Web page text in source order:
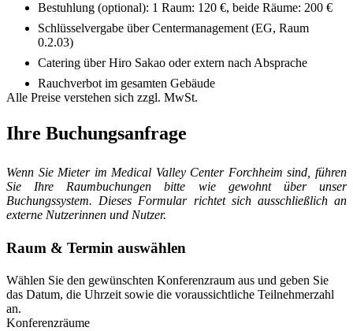
Bestuhlung (optional): 1 Raum: 120 €, beide Räume: 200 €
Schlüsselvergabe über Centermanagement (EG, Raum
0.2.03)
Catering über Hiro Sakao oder extern nach Absprache
Rauchverbot im gesamten Gebäude
Alle Preise verstehen sich zzgl. MwSt.
Ihre Buchungsanfrage
Wenn Sie Mieter im Medical Valley Center Forchheim sind, führen
Sie Ihre Raumbuchungen bitte wie gewohnt über unser
Buchungssystem. Dieses Formular richtet sich ausschließlich an
externe Nutzerinnen und Nutzer.
Raum & Termin auswählen
Wählen Sie den gewünschten Konferenzraum aus und geben Sie
das Datum, die Uhrzeit sowie die voraussichtliche Teilnehmerzahl
an.
Konferenzräume